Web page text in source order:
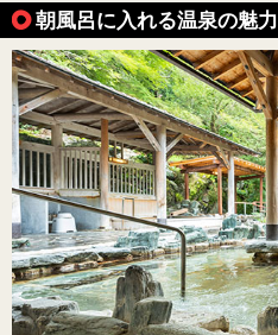
朝風呂に入れる温泉の魅力